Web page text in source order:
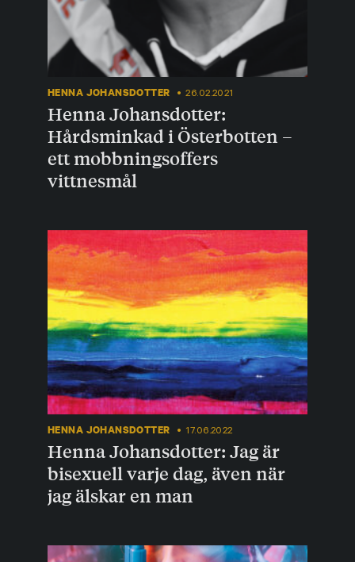
HENNA JOHANSDOTTER 26.02.2021
Henna Johansdotter:
Hårdsminkad i Österbotten –
ett mobbningsoffers
vittnesmål
HENNA JOHANSDOTTER 17.06.2022
Henna Johansdotter: Jag är
bisexuell varje dag, även när
jag älskar en man